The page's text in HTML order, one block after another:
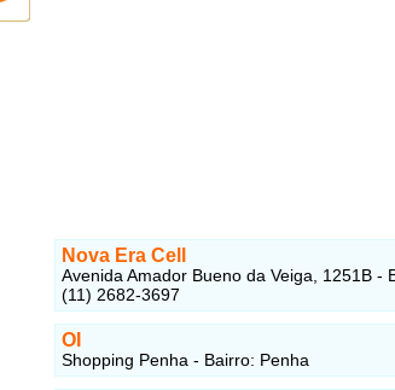
Nova Era Cell
Avenida Amador Bueno da Veiga, 1251B -
(11) 2682-3697
OI
Shopping Penha - Bairro: Penha